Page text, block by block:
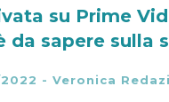
su Prime
da sapere sulla
- Veronica